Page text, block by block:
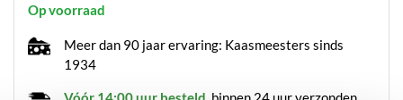
Op voorraad
Meer dan 90 jaar ervaring: Kaasmeesters sinds
1934